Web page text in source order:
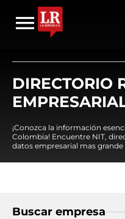
DIRECTORIO
¡Conozca la información
Colombia! Encuentre NIT,
datos empresarial mas grande
Buscar empresa